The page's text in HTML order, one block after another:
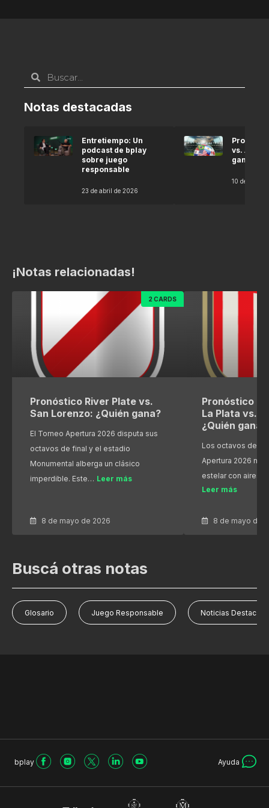
Notas destacadas
Entretiempo: Un
podcast de bplay
sobre juego
responsable
23 de abril de 2026
vs.
gana
10 de abril
¡Notas relacionadas!
2 CARDS
Pronóstico River Plate vs.
San Lorenzo: ¿Quién gana?
El Torneo Apertura 2026 disputa sus
octavos de final y el estadio
Monumental alberga un clásico
imperdible. Este… Leer más
8 de mayo de 2026
Pronóstico
La Plata vs.
¿Quién gana?
Los octavos de
Apertura 2026
estelar con aires
Leer más
8 de mayo de
Buscá otras notas
Glosario Juego Responsable Noticias
bplay Ayuda